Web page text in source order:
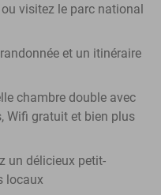
visitez le parc national
et un itinéraire
chambre double avec
Wifi gratuit et bien plus
un délicieux petit-
locaux